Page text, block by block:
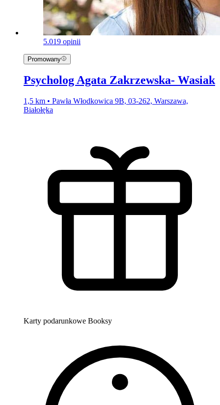
5.019 opinii
Promowany
Psycholog Agata Zakrzewska- Wasiak
1,5 km • Pawła Włodkowica 9B, 03-262, Warszawa,
Białołęka
Karty podarunkowe Booksy